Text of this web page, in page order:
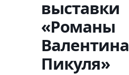
выставки
«Романы
Валентина
Пикуля»